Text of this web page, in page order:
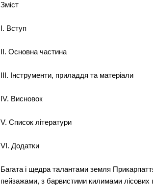
Зміст
І. Вступ
ІІ. Основна частина
ІІІ. Інструменти, приладдя та матеріали
ІV. Висновок
V. Список літератури
VІ. Додатки
Багата і щедра талантами земля
пейзажами, з барвистими килимами лісових